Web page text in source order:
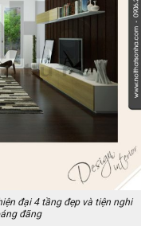
đại 4 tầng đẹp và tiện nghi
đãng